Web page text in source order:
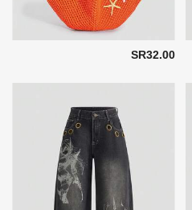
SR32.00